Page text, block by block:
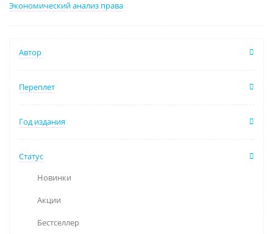
Экономический анализ права
Автор
Переплет
Год издания
Статус
Новинки
Акции
Бестселлер